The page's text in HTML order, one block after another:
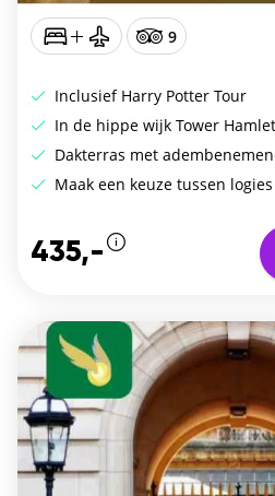
9
Inclusief Harry Potter Tour
In de hippe wijk Tower
Dakterras met
Maak een keuze tussen
435,-